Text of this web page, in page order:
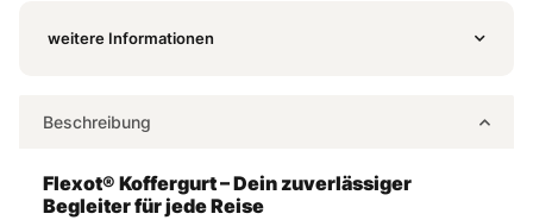
weitere Informationen
Beschreibung
Flexot® Koffergurt – Dein zuverlässiger
Begleiter für jede Reise